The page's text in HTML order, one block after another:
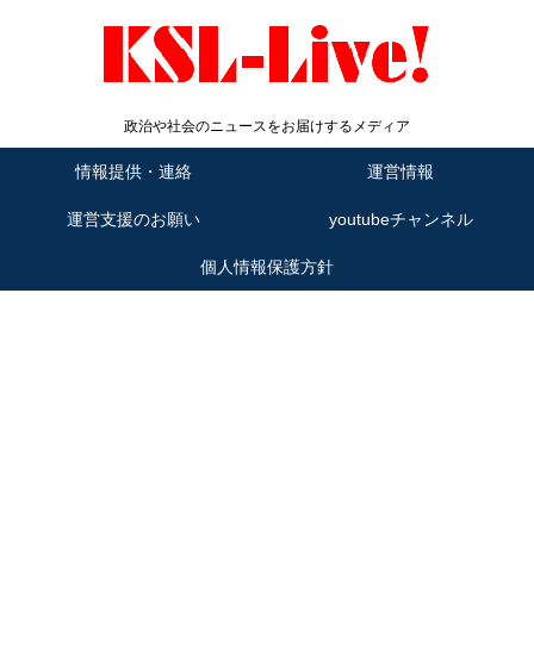
政治や社会のニュースをお届けするメディア
情報提供・連絡 運営情報
運営支援のお願い youtubeチャンネル
個人情報保護方針